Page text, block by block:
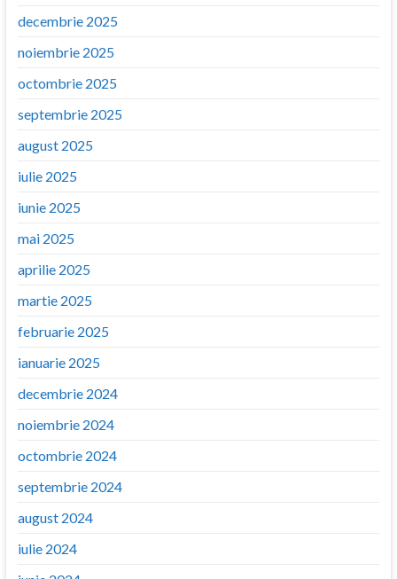
decembrie 2025
noiembrie 2025
octombrie 2025
septembrie 2025
august 2025
iulie 2025
iunie 2025
mai 2025
aprilie 2025
martie 2025
februarie 2025
ianuarie 2025
decembrie 2024
noiembrie 2024
octombrie 2024
septembrie 2024
august 2024
iulie 2024